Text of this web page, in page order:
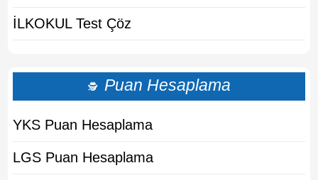
İLKOKUL Test Çöz
🕵 Puan Hesaplama
YKS Puan Hesaplama
LGS Puan Hesaplama